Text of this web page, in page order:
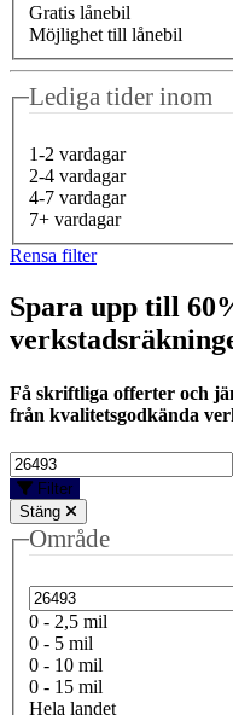
Gratis lånebil
Möjlighet till lånebil
Lediga tider inom
1-2 vardagar
2-4 vardagar
4-7 vardagar
7+ vardagar
Rensa filter
Spara upp till
Få skriftliga offerter och
från kvalitetsgodkända
Filter
Stäng
Område
0 - 2,5 mil
0 - 5 mil
0 - 10 mil
0 - 15 mil
Hela landet